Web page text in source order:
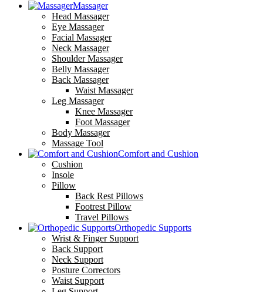
Massager
Head Massager
Eye Massager
Facial Massager
Neck Massager
Shoulder Massager
Belly Massager
Back Massager
Waist Massager
Leg Massager
Knee Massager
Foot Massager
Body Massager
Massage Tool
Comfort and Cushion
Cushion
Insole
Pillow
Back Rest Pillows
Footrest Pillow
Travel Pillows
Orthopedic Supports
Wrist & Finger Support
Back Support
Neck Support
Posture Correctors
Waist Support